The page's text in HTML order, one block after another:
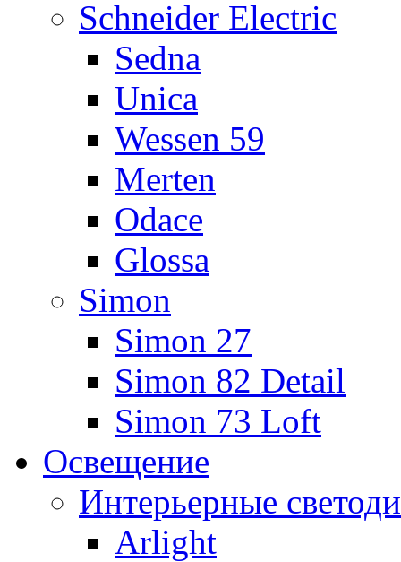
Schneider Electric
Sedna
Unica
Wessen 59
Merten
Odace
Glossa
Simon
Simon 27
Simon 82 Detail
Simon 73 Loft
Освещение
Интерьерные
Arlight